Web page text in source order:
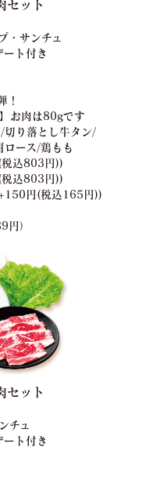
セット
・サンチュ
ート付き
！
お肉は80gです
切り落とし牛タン/
ース/鶏もも
込803円))
込803円))
円(税込165円))
円）
セット
チュ
ート付き